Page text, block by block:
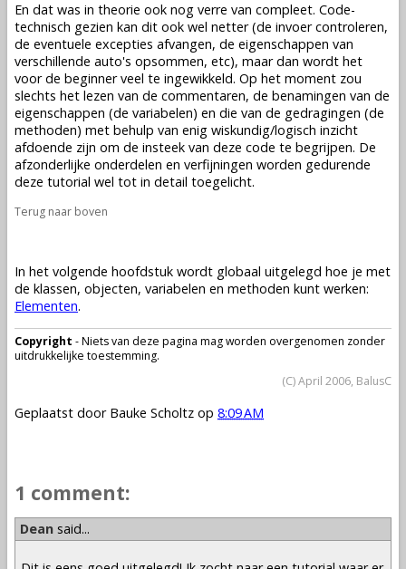
En dat was in theorie ook nog verre van compleet. Code-
technisch gezien kan dit ook wel netter (de invoer controleren,
de eventuele excepties afvangen, de eigenschappen van
verschillende auto's opsommen, etc), maar dan wordt het
voor de beginner veel te ingewikkeld. Op het moment zou
slechts het lezen van de commentaren, de benamingen van de
eigenschappen (de variabelen) en die van de gedragingen (de
methoden) met behulp van enig wiskundig/logisch inzicht
afdoende zijn om de insteek van deze code te begrijpen. De
afzonderlijke onderdelen en verfijningen worden gedurende
deze tutorial wel tot in detail toegelicht.
Terug naar boven
In het volgende hoofdstuk wordt globaal uitgelegd hoe je met
de klassen, objecten, variabelen en methoden kunt werken:
Elementen.
Copyright - Niets van deze pagina mag worden overgenomen zonder
uitdrukkelijke toestemming.
(C) April 2006, BalusC
Geplaatst door Bauke Scholtz op 8:09 AM
1 comment:
Dean said...